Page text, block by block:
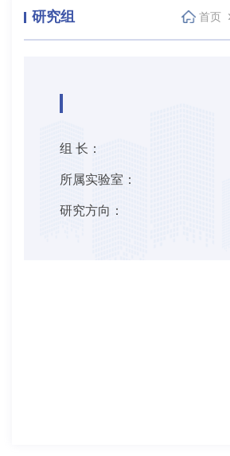
研究组 首页
组 长：
所属实验室：
研究方向：